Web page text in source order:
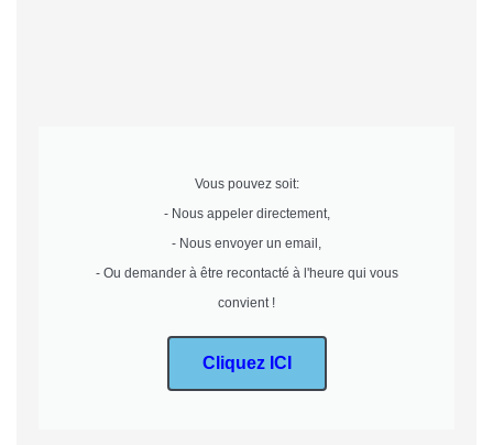
Vous pouvez soit:
- Nous appeler directement,
- Nous envoyer un email,
- Ou demander à être recontacté à l'heure qui vous
convient !
Cliquez ICI